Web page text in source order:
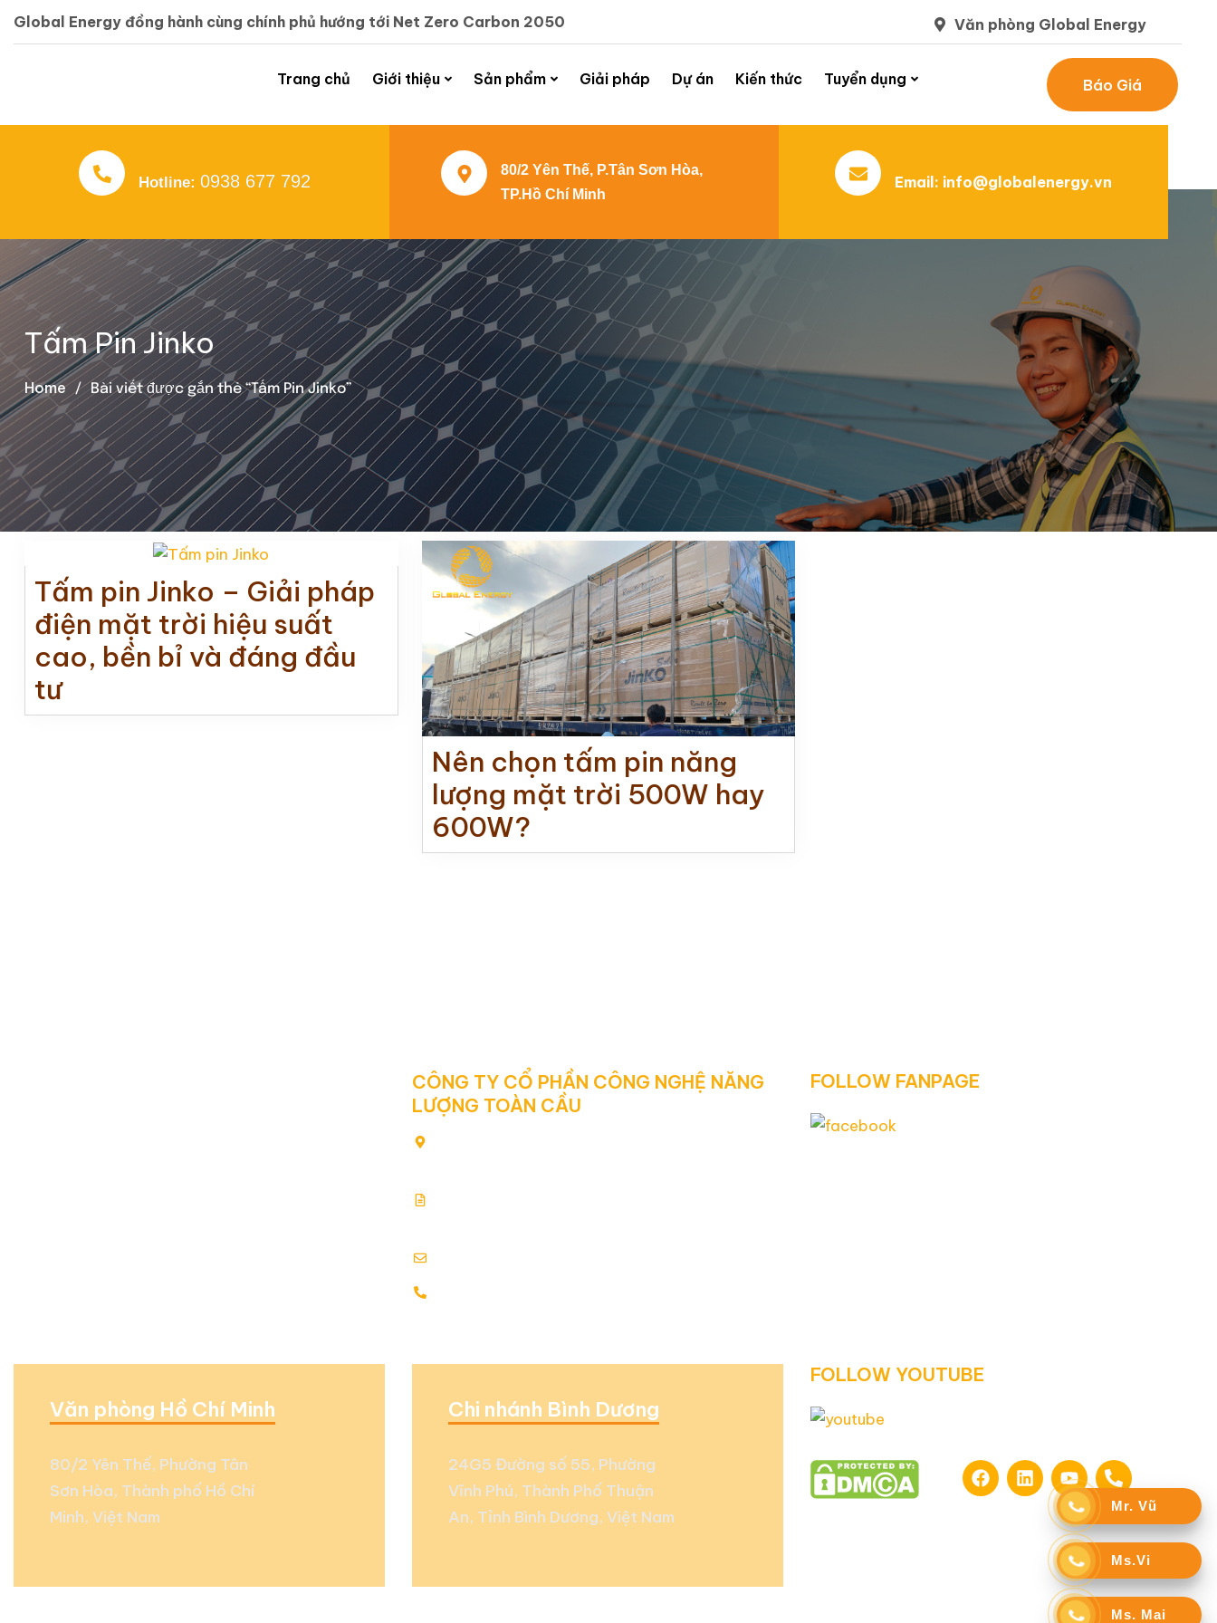
Global Energy đồng hành cùng chính phủ hướng tới Net Zero Carbon 2050 Văn phòng Global Energy
Trang chủ Giới thiệu Sản phẩm Giải pháp Dự án Kiến thức Tuyển dụng Báo Giá
Hotline: 0938 677 792
80/2 Yên Thế, P.Tân Sơn Hòa,
TP.Hồ Chí Minh
Email: info@globalenergy.vn
Tấm Pin Jinko
Home Bài viết được gắn thẻ “Tấm Pin Jinko”
Tấm pin Jinko – Giải pháp
điện mặt trời hiệu suất
cao, bền bỉ và đáng đầu
tư
Nên chọn tấm pin năng
lượng mặt trời 500W hay
600W?
CÔNG TY CỔ PHẦN CÔNG NGHỆ NĂNG
LƯỢNG TOÀN CẦU
FOLLOW FANPAGE
Văn phòng Hồ Chí Minh
80/2 Yên Thế, Phường Tân
Sơn Hòa, Thành phố Hồ Chí
Minh, Việt Nam
Chi nhánh Bình Dương
24G5 Đường số 55, Phường
Vĩnh Phú, Thành Phố Thuận
An, Tỉnh Bình Dương, Việt Nam
FOLLOW YOUTUBE
Mr. Vũ
Ms.Vi
Ms. Mai